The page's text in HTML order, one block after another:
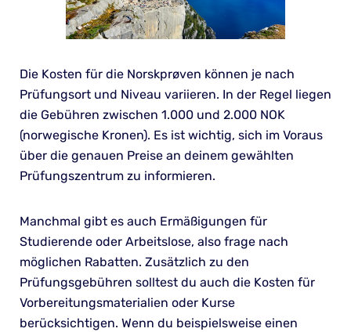
Die Kosten für die Norskprøven können je nach
Prüfungsort und Niveau variieren. In der Regel liegen
die Gebühren zwischen 1.000 und 2.000 NOK
(norwegische Kronen). Es ist wichtig, sich im Voraus
über die genauen Preise an deinem gewählten
Prüfungszentrum zu informieren.
Manchmal gibt es auch Ermäßigungen für
Studierende oder Arbeitslose, also frage nach
möglichen Rabatten. Zusätzlich zu den
Prüfungsgebühren solltest du auch die Kosten für
Vorbereitungsmaterialien oder Kurse
berücksichtigen. Wenn du beispielsweise einen